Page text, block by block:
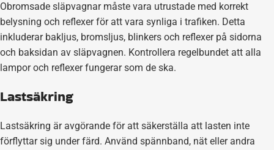
Obromsade släpvagnar måste vara utrustade med korrekt
belysning och reflexer för att vara synliga i trafiken. Detta
inkluderar bakljus, bromsljus, blinkers och reflexer på sidorna
och baksidan av släpvagnen. Kontrollera regelbundet att alla
lampor och reflexer fungerar som de ska.
Lastsäkring
Lastsäkring är avgörande för att säkerställa att lasten inte
förflyttar sig under färd. Använd spännband, nät eller andra